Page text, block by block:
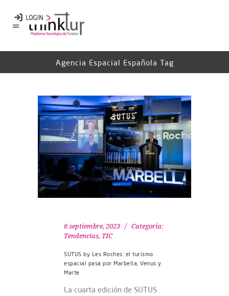
Agencia Espacial Española Tag
6 septiembre, 2023
Categoría:
Tendencias, TIC
SUTUS by Les Roches: el turismo
espacial pasa por Marbella, Venus y
Marte
La cuarta edición de SUTUS